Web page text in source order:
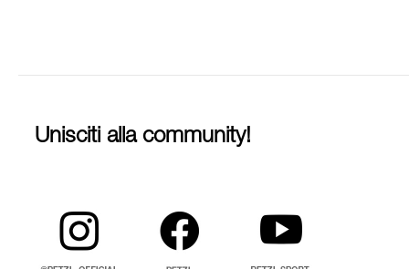
Unisciti alla community!